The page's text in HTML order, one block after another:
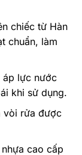
chiếc từ Hàn
chuẩn, làm
áp lực nước
khi sử dụng.
vòi rửa được
cao cấp